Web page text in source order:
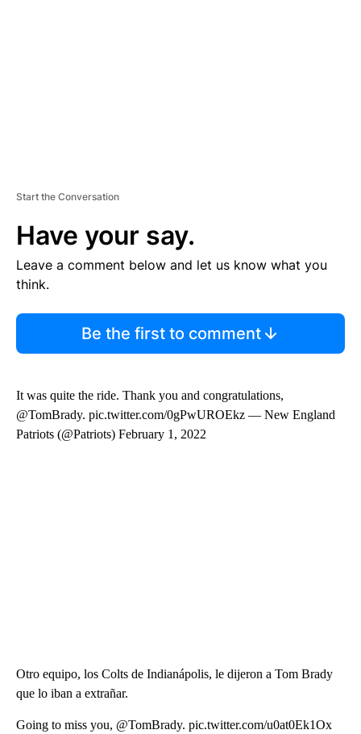
Start the Conversation
Have your say.
Leave a comment below and let us know what you
think.
Be the first to comment
It was quite the ride. Thank you and congratulations,
@TomBrady. pic.twitter.com/0gPwUROEkz — New England
Patriots (@Patriots) February 1, 2022
Otro equipo, los Colts de Indianápolis, le dijeron a Tom Brady
que lo iban a extrañar.
Going to miss you, @TomBrady. pic.twitter.com/u0at0Ek1Ox